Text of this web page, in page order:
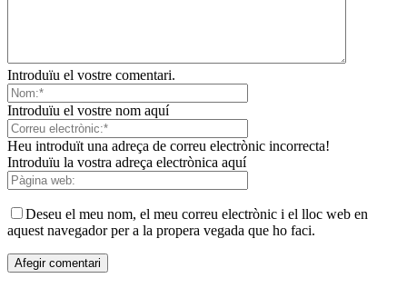
Introduïu el vostre comentari.
Introduïu el vostre nom aquí
Heu introduït una adreça de correu electrònic incorrecta!
Introduïu la vostra adreça electrònica aquí
Deseu el meu nom, el meu correu electrònic i el lloc web en
aquest navegador per a la propera vegada que ho faci.